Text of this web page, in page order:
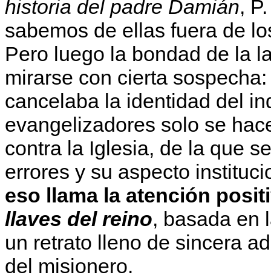
historia del padre Damián,
sabemos de ellas fuera de
Pero luego la bondad de la
mirarse con cierta
cancelaba la identidad del
evangelizadores solo se
contra la Iglesia, de la que
errores y su aspecto
eso llama la atención
llaves del reino, basada en
un retrato lleno de sincera
del misionero.